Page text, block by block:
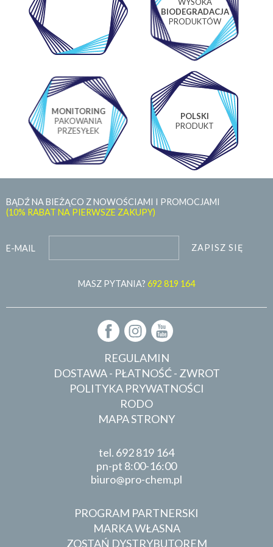
BIODEGRADACJA
PRODUKTÓW
MONITORING
PAKOWANIA
PRZESYŁEK
POLSKI
PRODUKT
BĄDŹ NA BIEŻĄCO Z NOWOŚCIAMI I PROMOCJAMI
(10% RABAT NA PIERWSZE ZAKUPY)
E-MAIL ZAPISZ SIĘ
MASZ PYTANIA? 692 819 164
REGULAMIN
DOSTAWA - PŁATNOŚĆ - ZWROT
POLITYKA PRYWATNOŚCI
RODO
MAPA STRONY
tel. 692 819 164
pn-pt 8:00-16:00
biuro
pro-chem.pl
PROGRAM PARTNERSKI
MARKA WŁASNA
ZOSTAŃ DYSTRYBUTOREM